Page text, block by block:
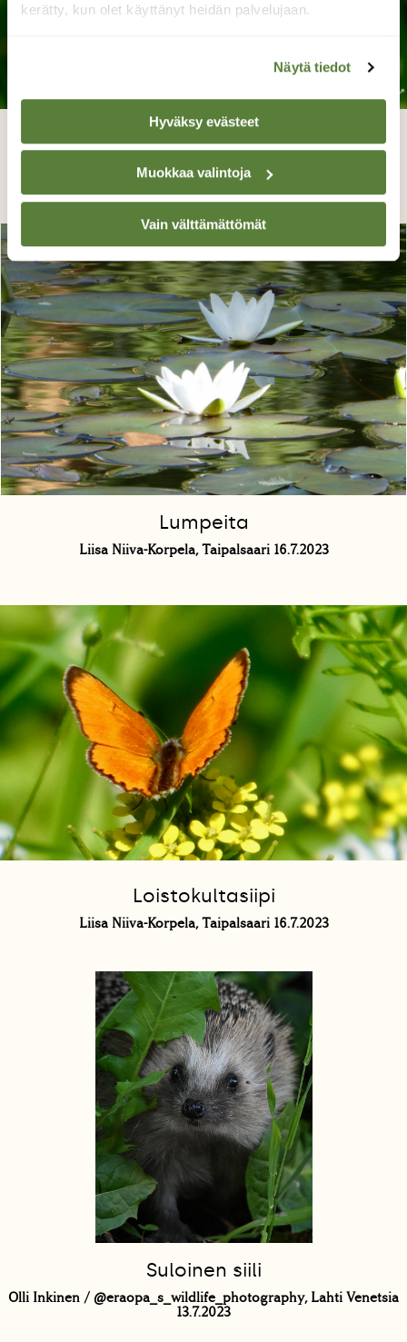
kerätty, kun olet käyttänyt heidän palvelujaan.
Näytä tiedot
Hyväksy evästeet
Muokkaa valintoja
Vain välttämättömät
Skorpionikorento
Liisa Niiva-Korpela, Taipalsaari 16.7.2023
Lumpeita
Liisa Niiva-Korpela, Taipalsaari 16.7.2023
Loistokultasiipi
Liisa Niiva-Korpela, Taipalsaari 16.7.2023
Suloinen siili
Olli Inkinen / @eraopa_s_wildlife_photography, Lahti Venetsia
13.7.2023